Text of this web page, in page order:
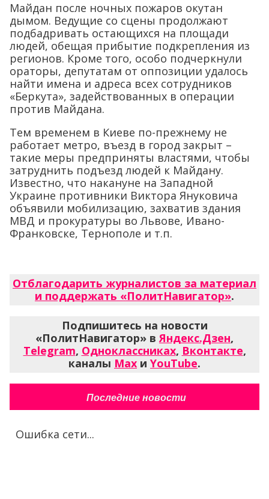
Майдан после ночных пожаров окутан
дымом. Ведущие со сцены продолжают
подбадривать остающихся на площади
людей, обещая прибытие подкрепления из
регионов. Кроме того, особо подчеркнули
ораторы, депутатам от оппозиции удалось
найти имена и адреса всех сотрудников
«Беркута», задействованных в операции
против Майдана.
Тем временем в Киеве по-прежнему не
работает метро, въезд в город закрыт –
такие меры предприняты властями, чтобы
затруднить подъезд людей к Майдану.
Известно, что накануне на Западной
Украине противники Виктора Януковича
объявили мобилизацию, захватив здания
МВД и прокуратуры во Львове, Ивано-
Франковске, Тернополе и т.п.
Отблагодарить журналистов за материал
и поддержать «ПолитНавигатор».
Подпишитесь на новости
«ПолитНавигатор» вЯндекс.Дзен,
Telegram, Одноклассниках, Вконтакте,
каналы Max и YouTube.
Последние новости
Ошибка сети...